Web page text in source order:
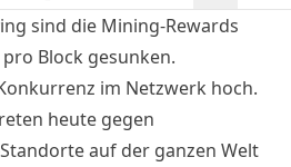
sind die Mining-Rewards
pro Block gesunken.
im Netzwerk hoch.
heute gegen
auf der ganzen Welt